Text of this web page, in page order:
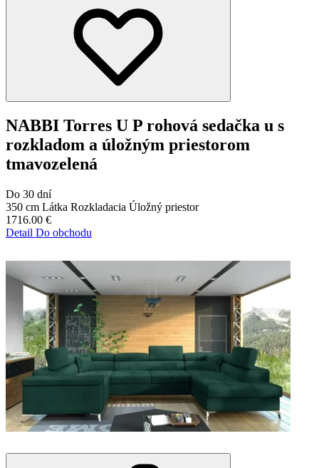
NABBI Torres U P rohová sedačka u s
rozkladom a úložným priestorom
tmavozelená
Do 30 dní
350 cm Látka Rozkladacia Úložný priestor
1716.00 €
Detail Do obchodu